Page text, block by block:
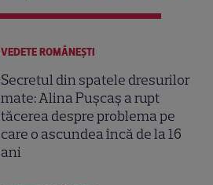
VEDETE ROMÂNEŞTI
Secretul din spatele dresurilor
mate: Alina Pușcaș a rupt
tăcerea despre problema pe
care o ascundea încă de la 16
ani